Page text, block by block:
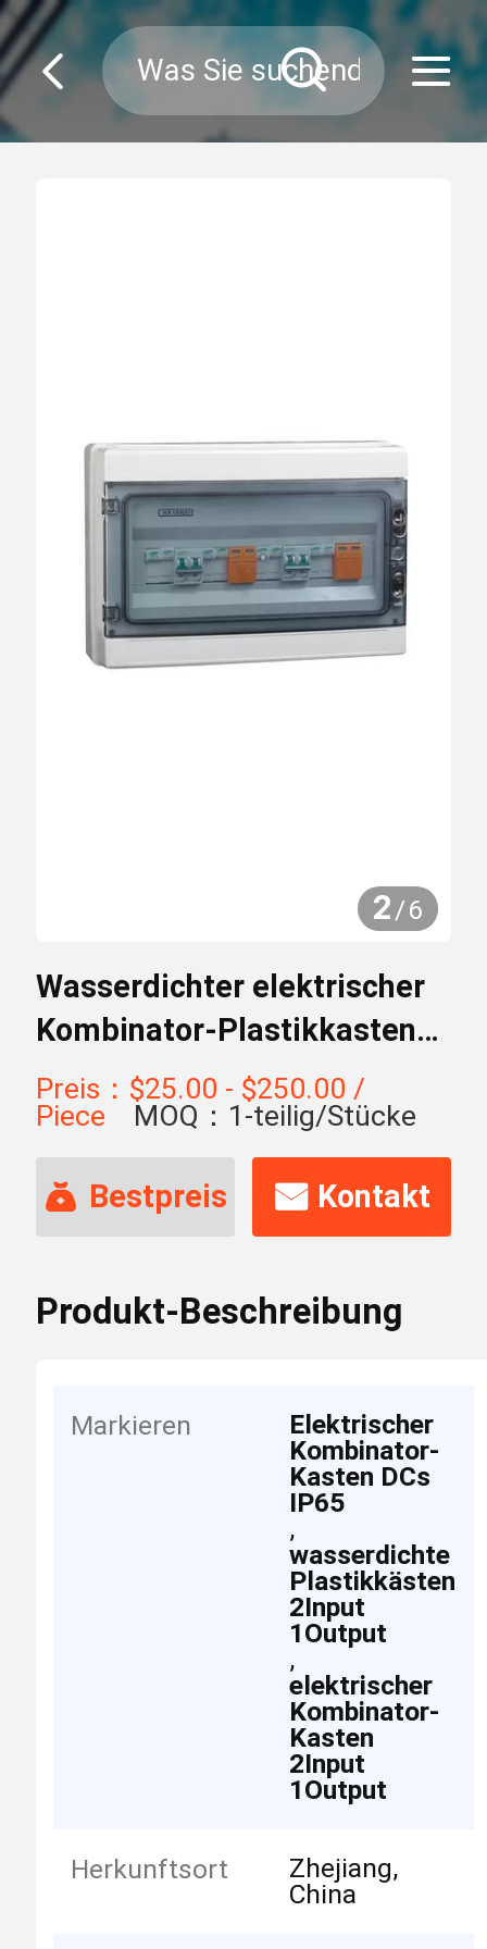
2/6
Wasserdichter elektrischer
Kombinator-Plastikkasten
2Input 1Output
Preis：$25.00 - $250.00 /
Piece
MOQ：1-teilig/Stücke
Bestpreis Kontakt
Produkt-Beschreibung
Markieren
Elektrischer
Kombinator-
Kasten DCs
IP65
,
wasserdichte
Plastikkästen
2Input
1Output
,
elektrischer
Kombinator-
Kasten
2Input
1Output
Herkunftsort
Zhejiang,
China